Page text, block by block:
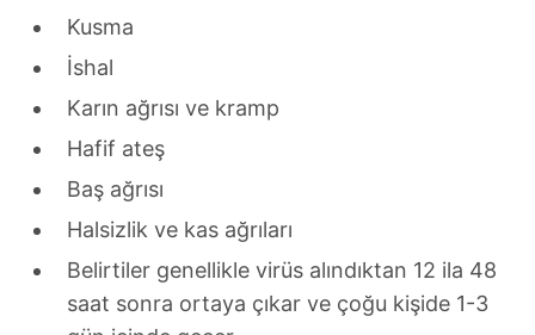
Kusma
İshal
Karın ağrısı ve kramp
Hafif ateş
Baş ağrısı
Halsizlik ve kas ağrıları
Belirtiler genellikle virüs alındıktan 12 ila 48
saat sonra ortaya çıkar ve çoğu kişide 1-3